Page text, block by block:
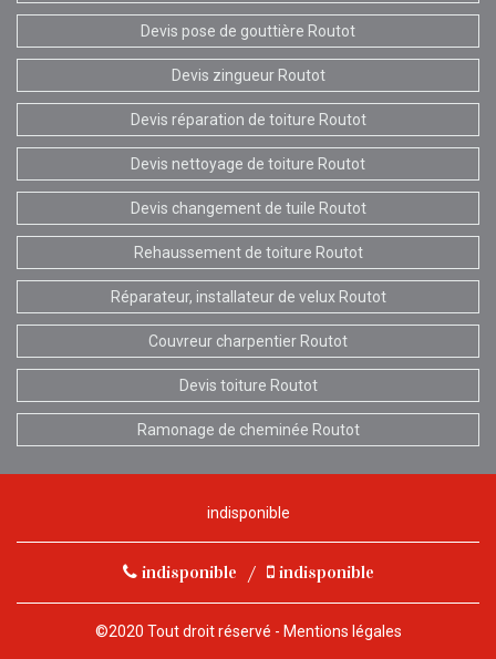
Devis pose de gouttière Routot
Devis zingueur Routot
Devis réparation de toiture Routot
Devis nettoyage de toiture Routot
Devis changement de tuile Routot
Rehaussement de toiture Routot
Réparateur, installateur de velux Routot
Couvreur charpentier Routot
Devis toiture Routot
Ramonage de cheminée Routot
indisponible
indisponible / indisponible
©2020 Tout droit réservé - Mentions légales